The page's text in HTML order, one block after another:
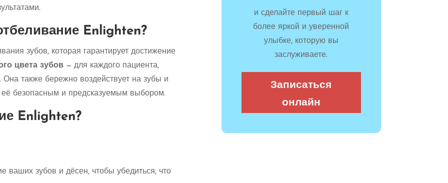
Enlighten?
зубов, которая гарантирует достижение
цвета зубов — для каждого пациента,
Она также бережно воздействует на зубы и
её безопасным и предсказуемым выбором.
Enlighten?
ваших зубов и дёсен, чтобы убедиться, что
и сделайте первый шаг к
более яркой и уверенной
улыбке, которую вы
заслуживаете.
Записаться
онлайн